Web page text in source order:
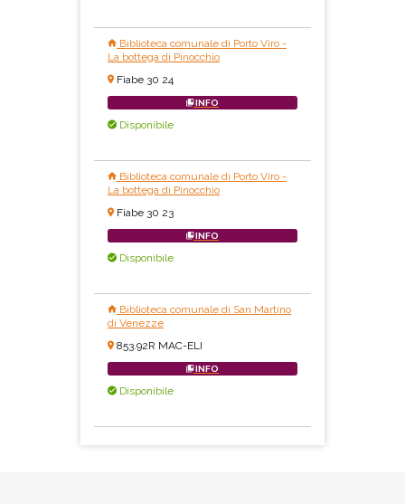
Biblioteca comunale di Porto Viro -
La bottega di Pinocchio
Fiabe 30 24
INFO
Disponibile
Biblioteca comunale di Porto Viro -
La bottega di Pinocchio
Fiabe 30 23
INFO
Disponibile
Biblioteca comunale di San Martino
di Venezze
853.92R MAC-ELI
INFO
Disponibile